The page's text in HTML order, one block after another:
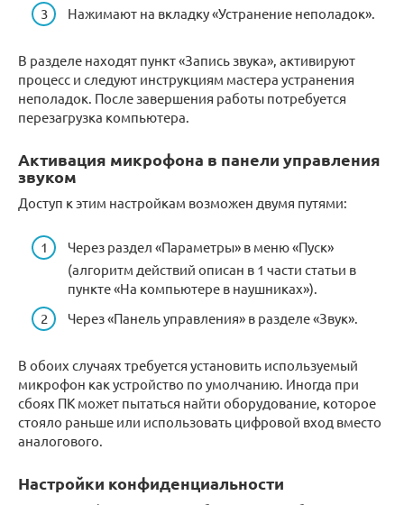
Нажимают на вкладку «Устранение неполадок».
В разделе находят пункт «Запись звука», активируют
процесс и следуют инструкциям мастера устранения
неполадок. После завершения работы потребуется
перезагрузка компьютера.
Активация микрофона в панели управления
звуком
Доступ к этим настройкам возможен двумя путями:
Через раздел «Параметры» в меню «Пуск»
(алгоритм действий описан в 1 части статьи в
пункте «На компьютере в наушниках»).
Через «Панель управления» в разделе «Звук».
В обоих случаях требуется установить используемый
микрофон как устройство по умолчанию. Иногда при
сбоях ПК может пытаться найти оборудование, которое
стояло раньше или использовать цифровой вход вместо
аналогового.
Настройки конфиденциальности